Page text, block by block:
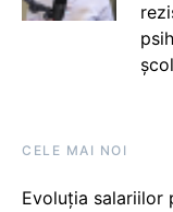
CELE MAI NOI
Evoluția salariilor